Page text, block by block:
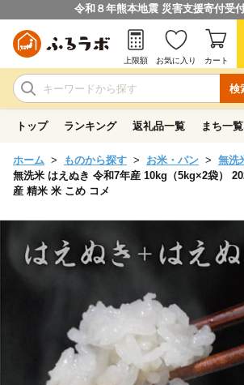
令和８年熊本地震 災害支援寄付受
検
上限額 お気に入り カート
トップ ランキング 返礼品一覧 まち一覧
ホーム ものから探す お米・パン
無洗
無洗米 はえぬき 令和7年産 10kg（5kg×2袋）
産 精米 米 こめ コメ